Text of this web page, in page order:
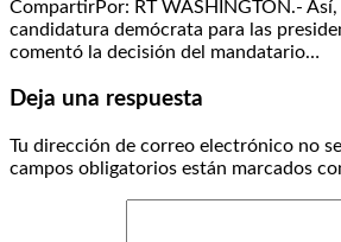
CompartirPor: RT WASHINGTON.- Así,
candidatura demócrata para las
comentó la decisión del mandatario…
Deja una respuesta
Tu dirección de correo electrónico no
campos obligatorios están marcados